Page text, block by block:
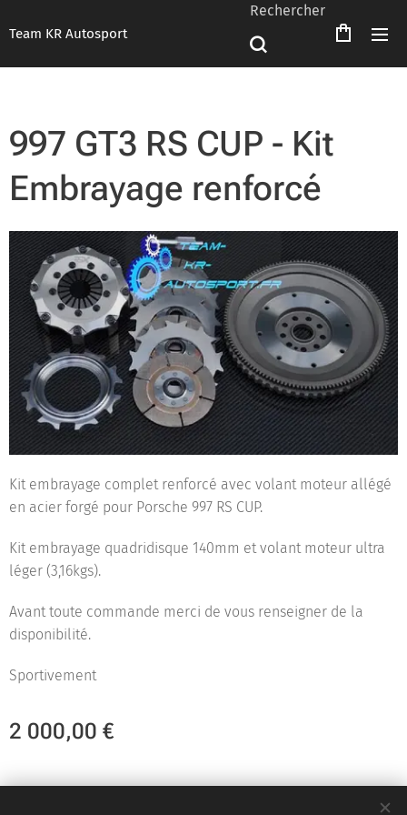
Team KR Autosport
Rechercher
997 GT3 RS CUP - Kit
Embrayage renforcé
Kit embrayage complet renforcé avec volant moteur allégé
en acier forgé pour Porsche 997 RS CUP.
Kit embrayage quadridisque 140mm et volant moteur ultra
léger (3,16kgs).
Avant toute commande merci de vous renseigner de la
disponibilité.
Sportivement
2 000,00 €